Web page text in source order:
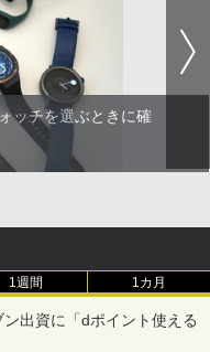
ッチを選ぶときに確
1週間 1カ月
出資に「dポイント使える